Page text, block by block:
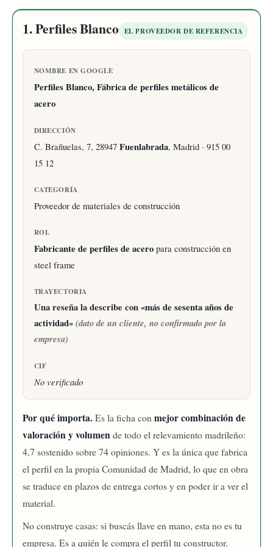
1. Perfiles Blanco EL PROVEEDOR DE REFERENCIA
NOMBRE EN GOOGLE
Perfiles Blanco, Fábrica de perfiles metálicos de
acero
DIRECCIÓN
C. Brañuelas, 7, 28947 Fuenlabrada, Madrid · 915 00
15 12
CATEGORÍA
Proveedor de materiales de construcción
ROL
Fabricante de perfiles de aceropara construcción en
steel frame
TRAYECTORIA
Una reseña la describe con«más de sesenta años de
actividad» (dato de un cliente, no confirmado por la
empresa)
CIF
No verificado
Por qué importa.Es la ficha con mejor combinación de
valoración y volumende todo el relevamiento madrileño:
4,7 sostenido sobre 74 opiniones. Y es la única que fabrica
el perfil en la propia Comunidad de Madrid, lo que en obra
se traduce en plazos de entrega cortos y en poder ir a ver el
material.
No construye casas: si buscás llave en mano, esta no es tu
empresa. Es a quién le compra el perfil tu constructor.